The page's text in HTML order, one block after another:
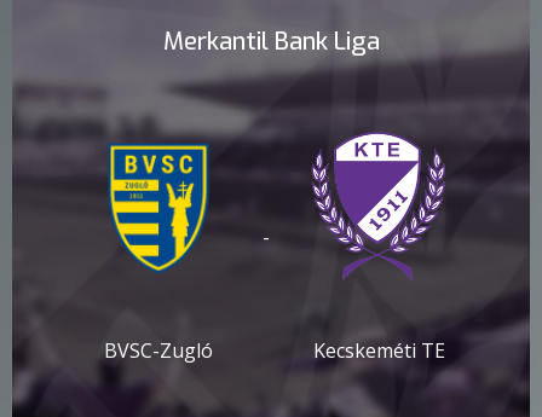
Merkantil Bank Liga
BVSC-Zugló
-
Kecskeméti TE